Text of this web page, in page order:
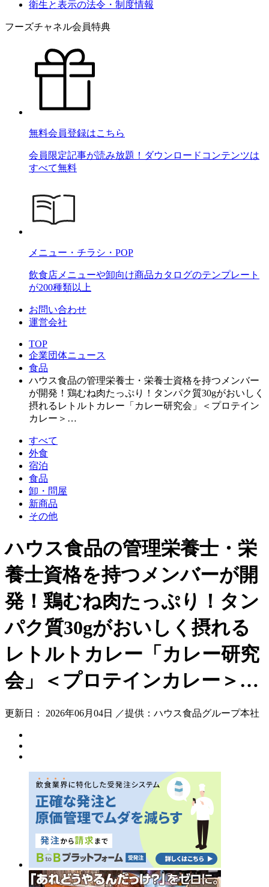
衛生と表示の法令・制度情報
フーズチャネル会員特典
無料会員登録はこちら
会員限定記事が読み放題！ダウンロードコンテンツは
すべて無料
メニュー・チラシ・POP
飲食店メニューや卸向け商品カタログのテンプレート
が200種類以上
お問い合わせ
運営会社
TOP
企業団体ニュース
食品
ハウス食品の管理栄養士・栄養士資格を持つメンバー
が開発！鶏むね肉たっぷり！タンパク質30gがおいしく
摂れるレトルトカレー「カレー研究会」＜プロテイン
カレー＞…
すべて
外食
宿泊
食品
卸・問屋
新商品
その他
ハウス食品の管理栄養士・栄
養士資格を持つメンバーが開
発！鶏むね肉たっぷり！タン
パク質30gがおいしく摂れる
レトルトカレー「カレー研究
会」＜プロテインカレー＞…
更新日： 2026年06月04日 ／提供：ハウス食品グループ本社